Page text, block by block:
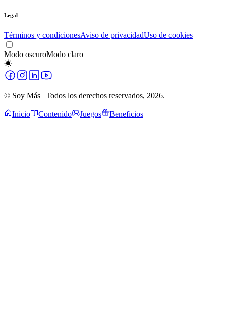
Legal
Términos y condicionesAviso de privacidadUso de cookies
Modo oscuroModo claro
© Soy Más | Todos los derechos reservados, 2026.
Inicio Contenido Juegos Beneficios